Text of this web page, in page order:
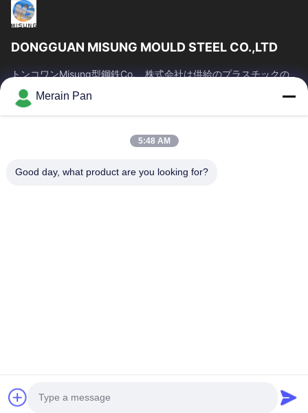
DONGGUAN MISUNG MOULD STEEL CO.,LTD
トンコワンMisung型鋼鉄Co.、株式会社は供給のプラスチックの
一流の会社死ぬ鋼鉄、熱い仕事の鋼鉄、冷たい仕事の鋼鉄、合金
の構造スチールである
クイックリンク
プロダクト
VRショー
私達について
Merain Pan
5:48 AM
Good day, what product are you looking for?